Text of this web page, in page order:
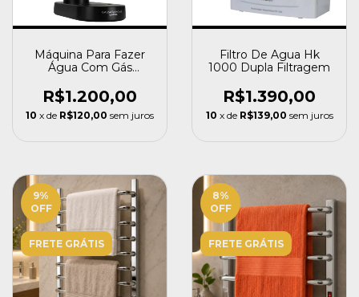
Máquina Para Fazer
Água Com Gás
R$1.200,00
10 x de R$120,00 sem juros
Filtro De Agua Hk
1000 Dupla Filtragem
R$1.390,00
10 x de R$139,00 sem juros
9%
OFF
FRETE GRÁTIS
8%
OFF
FRETE GRÁTIS